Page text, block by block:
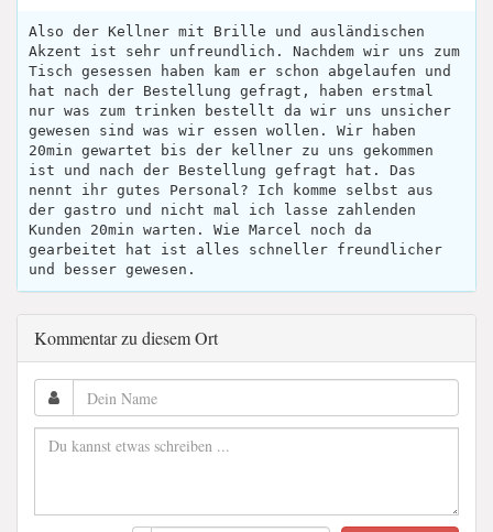
Also der Kellner mit Brille und ausländischen
Akzent ist sehr unfreundlich. Nachdem wir uns zum
Tisch gesessen haben kam er schon abgelaufen und
hat nach der Bestellung gefragt, haben erstmal
nur was zum trinken bestellt da wir uns unsicher
gewesen sind was wir essen wollen. Wir haben
20min gewartet bis der kellner zu uns gekommen
ist und nach der Bestellung gefragt hat. Das
nennt ihr gutes Personal? Ich komme selbst aus
der gastro und nicht mal ich lasse zahlenden
Kunden 20min warten. Wie Marcel noch da
gearbeitet hat ist alles schneller freundlicher
und besser gewesen.
Kommentar zu diesem Ort